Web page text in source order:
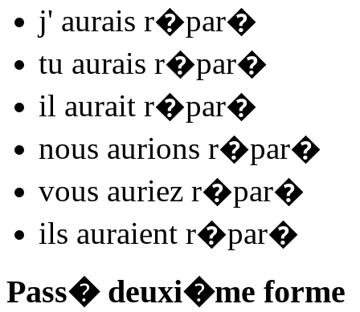
j' aurais r�par�
tu aurais r�par�
il aurait r�par�
nous aurions r�par�
vous auriez r�par�
ils auraient r�par�
Pass� deuxi�me forme